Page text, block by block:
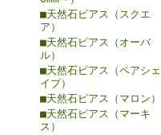
■天然石ピアス（スクエ
ア）
■天然石ピアス（オーバ
ル）
■天然石ピアス（ペアシェ
イプ）
■天然石ピアス（マロン）
■天然石ピアス（マーキ
ス）